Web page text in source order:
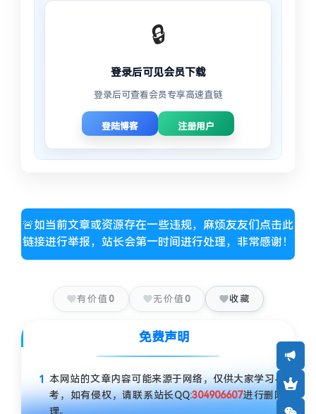
🔒
登录后可见会员下载
登录后可查看会员专享高速直链
登陆博客 注册用户
🚨如当前文章或资源存在一些违规，麻烦友友们点击此
链接进行举报，站长会第一时间进行处理，非常感谢！
有价值 0 无价值 0 收藏
免费声明
本网站的文章内容可能来源于网络，仅供大家学习与参
考，如有侵权，请联系站长QQ:304906607进行删除处
理。